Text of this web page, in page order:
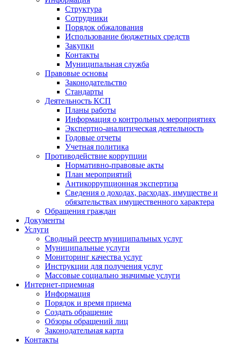
Структура
Сотрудники
Порядок обжалования
Использование бюджетных средств
Закупки
Контакты
Муниципальная служба
Правовые основы
Законодательство
Стандарты
Деятельность КСП
Планы работы
Информация о контрольных мероприятиях
Экспертно-аналитическая деятельность
Годовые отчеты
Учетная политика
Противодействие коррупции
Нормативно-правовые акты
План мероприятий
Антикоррупционная экспертиза
Сведения о доходах, расходах, имуществе и
обязательствах имущественного характера
Обращения граждан
Документы
Услуги
Сводный реестр муниципальных услуг
Муниципальные услуги
Мониторинг качества услуг
Инструкции для получения услуг
Массовые социально значимые услуги
Интернет-приемная
Информация
Порядок и время приема
Создать обращение
Обзоры обращений лиц
Законодательная карта
Контакты